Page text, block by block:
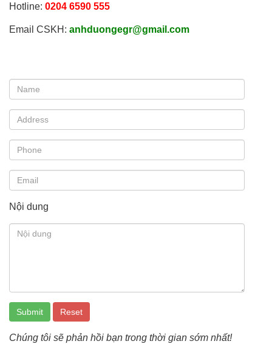
Hotline: 0204 6590 555
Email CSKH: anhduongegr@gmail.com
Nội dung
Chúng tôi sẽ phản hồi bạn trong thời gian sớm nhất!